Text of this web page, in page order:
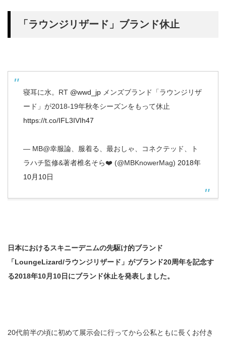
「ラウンジリザード」ブランド休止
寝耳に水。RT @wwd_jp メンズブランド「ラウンジリザ
ード」が2018-19年秋冬シーズンをもって休止
https://t.co/IFL3IVIh47
— MB@幸服論、服着る、最おしゃ、コネクテッド、ト
ラハチ監修&著者椎名そら❤️ (@MBKnowerMag) 2018年
10月10日
日本におけるスキニーデニムの先駆け的ブランド
「LoungeLizard/ラウンジリザード」がブランド20周年を記念す
る2018年10月10日にブランド休止を発表しました。
20代前半の頃に初めて展示会に行ってから公私ともに長くお付き